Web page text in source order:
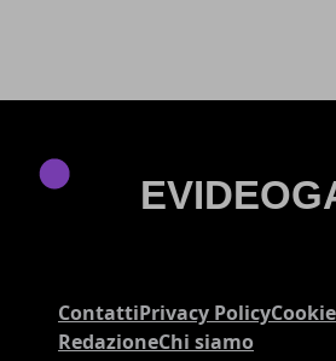
ContattiPrivacy Policy
RedazioneChi siamo